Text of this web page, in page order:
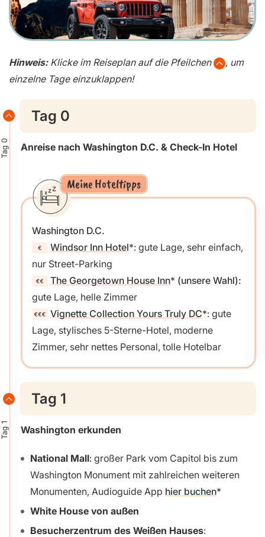
Hinweis: Klicke im Reiseplan auf die Pfeilchen
, um
einzelne Tage einzuklappen!
Tag 0
Tag 0
Anreise nach Washington D.C. & Check-In Hotel
Meine Hoteltipps
Washington D.C.
Windsor Inn Hotel : gute Lage, sehr einfach,
nur Street-Parking
The Georgetown House Inn
(unsere Wahl):
gute Lage, helle Zimmer
Vignette Collection Yours Truly DC : gute
Lage, stylisches 5-Sterne-Hotel, moderne
Zimmer, sehr nettes Personal, tolle Hotelbar
Tag 1
Tag 1
Washington erkunden
National Mall: großer Park vom Capitol bis zum
Washington Monument mit zahlreichen weiteren
Monumenten, Audioguide App hier buchen
White House von außen
Besucherzentrum des Weißen Hauses: